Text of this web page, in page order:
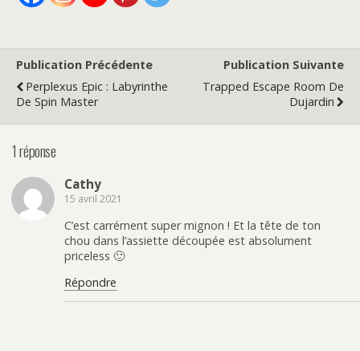
Publication Précédente
Perplexus Epic : Labyrinthe
De Spin Master
Publication Suivante
Trapped Escape Room De
Dujardin
1 réponse
Cathy
15 avril 2021
C’est carrément super mignon ! Et la tête de ton
chou dans l’assiette découpée est absolument
priceless 🙂
Répondre